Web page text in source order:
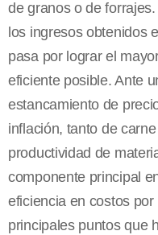
de granos o de
los ingresos obtenidos
pasa por lograr el
eficiente posible. Ante
estancamiento de
inflación, tanto de
productividad de
componente principal
eficiencia en costos
principales puntos que